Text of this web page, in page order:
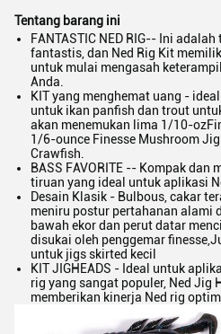
Tentang barang ini
FANTASTIC NED RIG-- Ini
fantastis, dan Ned Rig Kit
untuk mulai mengasah
Anda.
KIT yang menghemat uang -
untuk ikan panfish dan trout
akan menemukan lima 1/10-
1/6-ounce Finesse Mushroom
Crawfish.
BASS FAVORITE -- Kompak dan
tiruan yang ideal untuk aplikasi
Desain Klasik - Bulbous, cakar
meniru postur pertahanan alami
bawah ekor dan perut datar
disukai oleh penggemar
untuk jigs skirted kecil
KIT JIGHEADS - Ideal untuk
rig yang sangat populer, Ned Jig
memberikan kinerja Ned rig